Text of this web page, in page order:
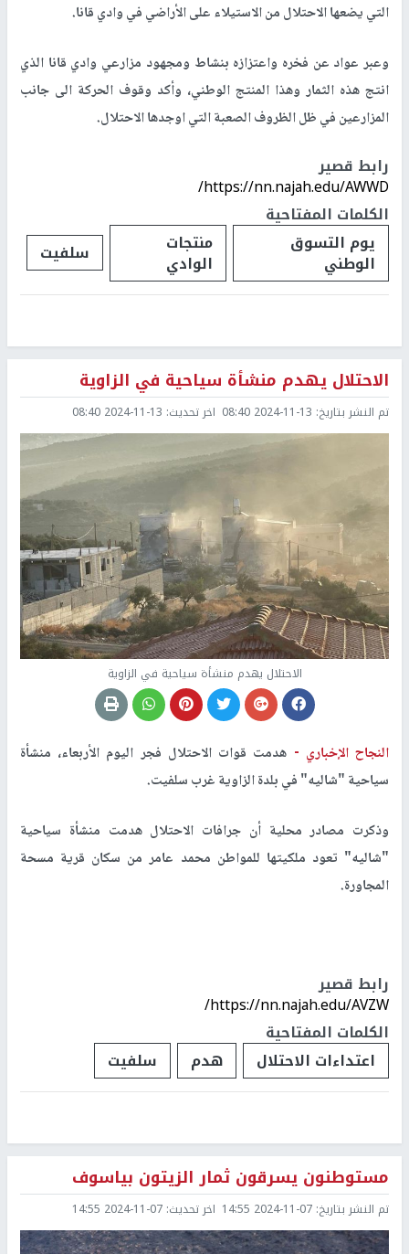
التي يضعها الاحتلال من الاستيلاء على الأراضي في وادي قانا.
وعبر عواد عن فخره واعتزازه بنشاط ومجهود مزارعي وادي قانا الذي
انتج هذه الثمار وهذا المنتج الوطني، وأكد وقوف الحركة الى جانب
المزارعين في ظل الظروف الصعبة التي اوجدها الاحتلال.
رابط قصير
https://nn.najah.edu/AWWD/
الكلمات المفتاحية
يوم التسوق
الوطني
منتجات
الوادي سلفيت
الاحتلال يهدم منشأة سياحية في الزاوية
تم النشر بتاريخ: 2024-11-13 08:40 اخر تحديث: 2024-11-13 08:40
الاحتلال يهدم منشأة سياحية في الزاوية
النجاح الإخباري - هدمت قوات الاحتلال فجر اليوم الأربعاء، منشأة
سياحية "شاليه" في بلدة الزاوية غرب سلفيت.
وذكرت مصادر محلية أن جرافات الاحتلال هدمت منشأة سياحية
"شاليه" تعود ملكيتها للمواطن محمد عامر من سكان قرية مسحة
المجاورة.
رابط قصير
https://nn.najah.edu/AVZW/
الكلمات المفتاحية
اعتداءات الاحتلال
هدم سلفيت
مستوطنون يسرقون ثمار الزيتون بياسوف
تم النشر بتاريخ: 2024-11-07 14:55 اخر تحديث: 2024-11-07 14:55